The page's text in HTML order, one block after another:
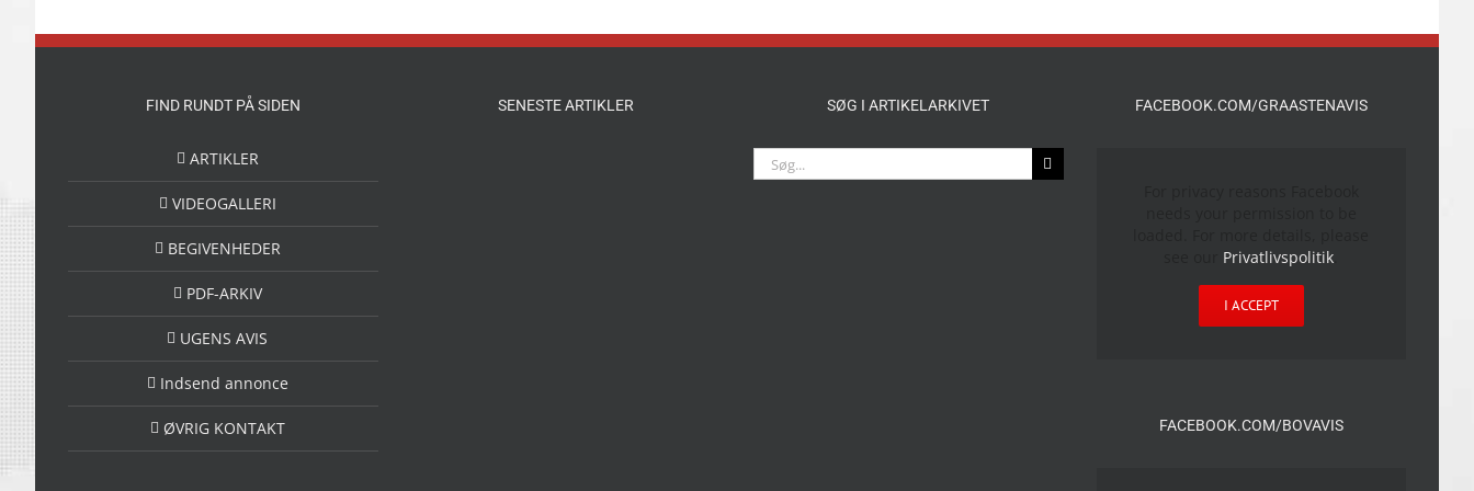
FIND RUNDT PÅ SIDEN
ARTIKLER
VIDEOGALLERI
BEGIVENHEDER
PDF-ARKIV
UGENS AVIS
Indsend annonce
ØVRIG KONTAKT
SENESTE ARTIKLER SØG I ARTIKELARKIVET
Søg
efter:
FACEBOOK.COM/GRAASTENAVIS
Privatlivspolitik
I ACCEPT
FACEBOOK.COM/BOVAVIS